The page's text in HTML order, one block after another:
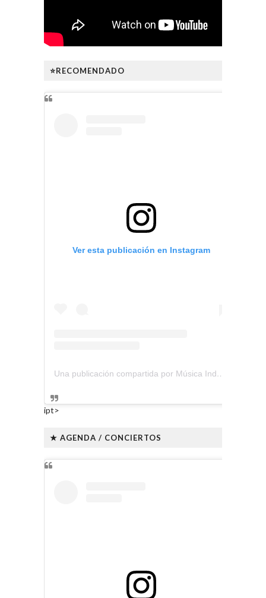
⭐RECOMENDADO
Ver esta publicación en Instagram
Una publicación compartida por Música Independiente Perú 🇵🇪 (@musica.independiente.peru)
ipt>
★ AGENDA / CONCIERTOS